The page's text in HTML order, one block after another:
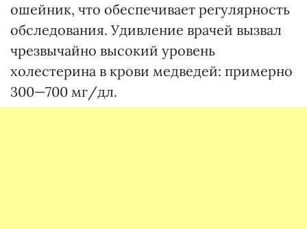
ошейник, что обеспечивает регулярность
обследования. Удивление врачей вызвал
чрезвычайно высокий уровень
холестерина в крови медведей: примерно
300—700 мг/дл.